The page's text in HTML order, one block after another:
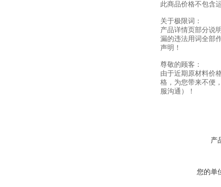
此商品价格不包含
关于极限词：
产品详情页部分说
漏的违法用词全部
声明！
尊敬的顾客：
由于近期原材料价
格，为您带来不便
服沟通）！
产
您的单